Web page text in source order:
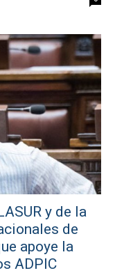
y de la
de
apoye la
ADPIC